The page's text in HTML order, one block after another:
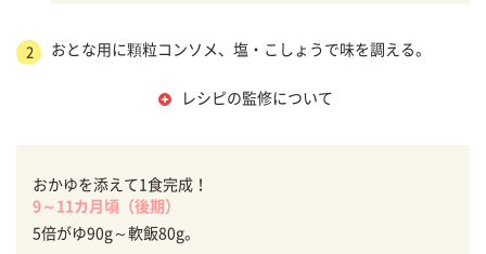
2 おとな用に顆粒コンソメ、塩・こしょうで味を調える。
レシピの監修について
おかゆを添えて1食完成！
9～11カ月頃（後期）
5倍がゆ90g～軟飯80g。